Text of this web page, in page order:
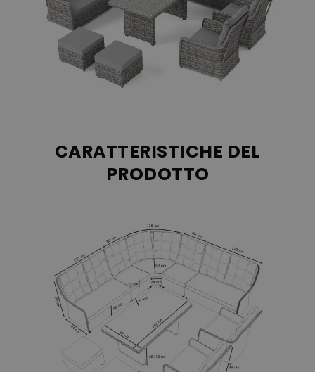
possono quindi lasciare tranquillamente all´aperto. Non hanno
bisogno di nessuna manutenzione particolare, per la loro pulizia si
può tranquillamente utilizzare acqua e sapone. La cuscineria dei
nostri arredi può essere completamente sfoderata e lavata in
CARATTERISTICHE DEL
PRODOTTO